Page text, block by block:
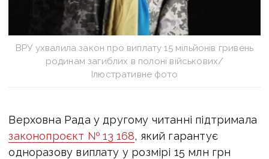
ВРУ ухвалила закон про виплату 15 мільйонів гривень
родинам загиблих в полоні військових/
Ілюстративне фото
Верховна Рада у другому читанні підтримала
законопроєкт № 13 168, який гарантує
одноразову виплату у розмірі 15 млн грн